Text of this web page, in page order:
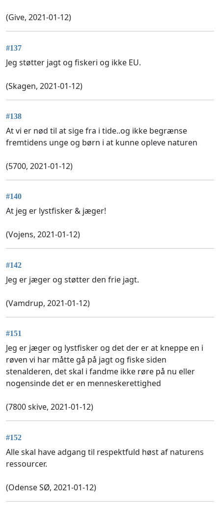
(Give, 2021-01-12)
#137
Jeg støtter jagt og fiskeri og ikke EU.
(Skagen, 2021-01-12)
#138
At vi er nød til at sige fra i tide..og ikke begrænse
fremtidens unge og børn i at kunne opleve naturen
(5700, 2021-01-12)
#140
At jeg er lystfisker & jæger!
(Vojens, 2021-01-12)
#142
Jeg er jæger og støtter den frie jagt.
(Vamdrup, 2021-01-12)
#151
Jeg er jæger og lystfisker og det der er at kneppe en i
røven vi har måtte gå på jagt og fiske siden
stenalderen, det skal i fandme ikke røre på nu eller
nogensinde det er en menneskerettighed
(7800 skive, 2021-01-12)
#152
Alle skal have adgang til respektfuld høst af naturens
ressourcer.
(Odense SØ, 2021-01-12)